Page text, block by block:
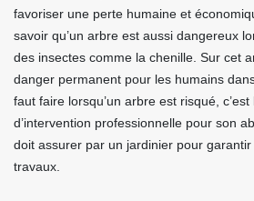
favoriser une perte humaine et
savoir qu’un arbre est aussi dangereux
des insectes comme la chenille. Sur cet
danger permanent pour les humains
faut faire lorsqu’un arbre est risqué,
d’intervention professionnelle pour son
doit assurer par un jardinier pour
travaux.